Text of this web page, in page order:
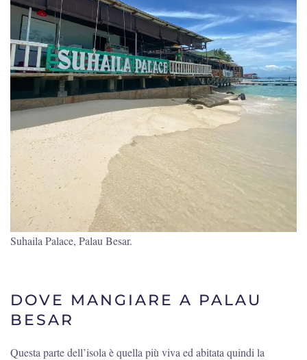
Suhaila Palace, Palau Besar.
DOVE MANGIARE A PALAU
BESAR
Questa parte dell’isola è quella più viva ed abitata quindi la